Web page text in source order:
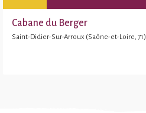
Cabane du Berger
Saint-Didier-Sur-Arroux (Saône-et-Loire, 71)